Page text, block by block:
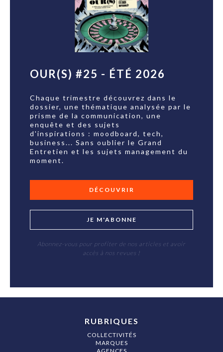
OUR(S) #25 - ÉTÉ 2026
Chaque trimestre découvrez dans le
dossier, une thématique analysée par le
prisme de la communication, une
enquête et des sujets
d'inspirations : moodboard, tech,
business... Sans oublier le Grand
Entretien et les sujets management du
moment.
DÉCOUVRIR
JE M'ABONNE
Abonnez-vous pour profiter de nos articles et avoir
accès à nos revues !
RUBRIQUES
COLLECTIVITÉS
MARQUES